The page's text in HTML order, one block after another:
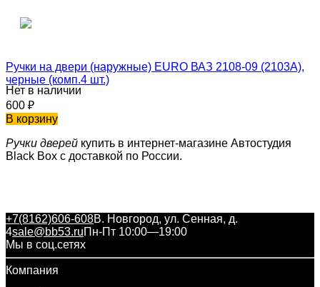
Ручки на двери (наружные) EURO ВАЗ 2108-09 (2103А),
черные (комп.4 шт.)
Нет в наличии
600 ₽
В корзину
Ручки дверей купить в интернет-магазине Автостудия
Black Box с доставкой по России.
+7(8162)606-608В. Новгород, ул. Сенная, д.
4sale@bb53.ruПн-Пт 10:00—19:00
Мы в соц.сетях
Компания